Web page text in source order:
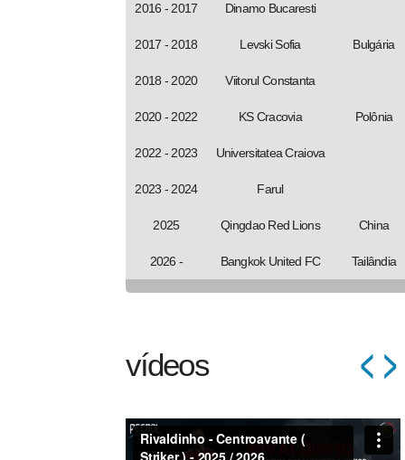
2016 - 2017 Dinamo Bucaresti
2017 - 2018 Levski Sofia Bulgária
2018 - 2020 Viitorul Constanta
2020 - 2022 KS Cracovia Polônia
2022 - 2023 Universitatea Craiova
2023 - 2024 Farul
2025 Qingdao Red Lions China
2026 - Bangkok United FC Tailândia
vídeos